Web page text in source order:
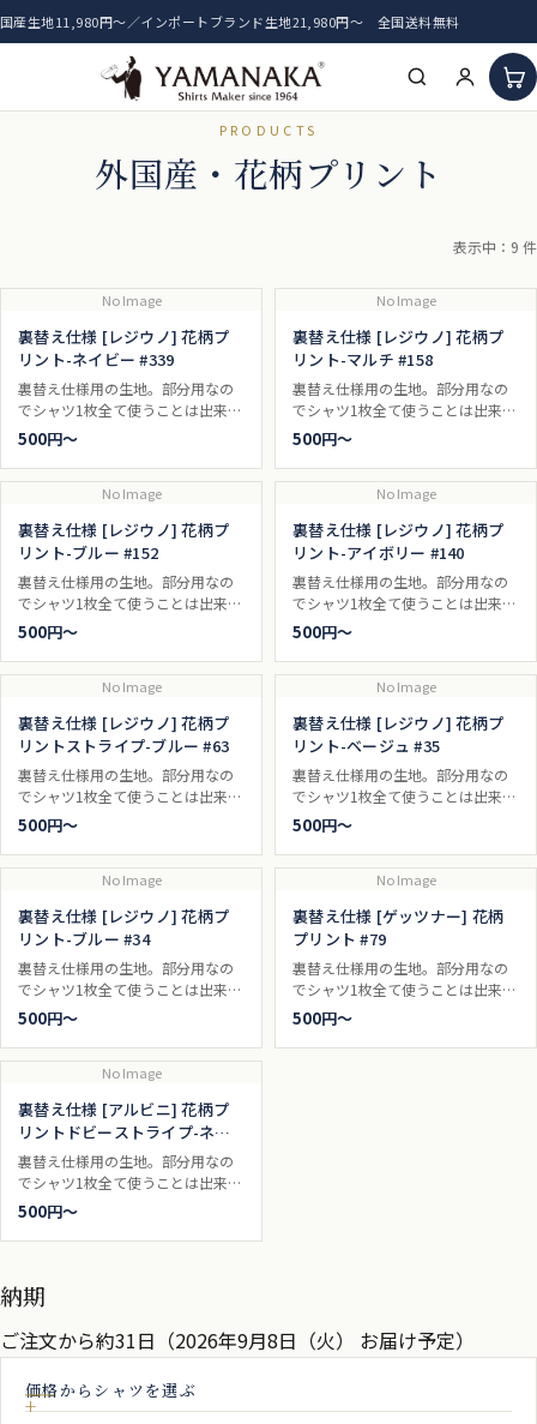
国産生地11,980円〜／インポートブランド生地21,980円〜 全国送料無料
PRODUCTS
外国産・花柄プリント
表示中：9 件
No Image
裏替え仕様 [レジウノ] 花柄プ
リント-ネイビー #339
裏替え仕様用の生地。部分用なの
でシャツ1枚全て使うことは出来ま
せん。
500円〜
No Image
裏替え仕様 [レジウノ] 花柄プ
リント-マルチ #158
裏替え仕様用の生地。部分用なの
でシャツ1枚全て使うことは出来ま
せん。
500円〜
No Image
裏替え仕様 [レジウノ] 花柄プ
リント-ブルー #152
裏替え仕様用の生地。部分用なの
でシャツ1枚全て使うことは出来ま
せん。
500円〜
No Image
裏替え仕様 [レジウノ] 花柄プ
リント-アイボリー #140
裏替え仕様用の生地。部分用なの
でシャツ1枚全て使うことは出来ま
せん。
500円〜
No Image
裏替え仕様 [レジウノ] 花柄プ
リントストライプ-ブルー #63
裏替え仕様用の生地。部分用なの
でシャツ1枚全て使うことは出来ま
せん。
500円〜
No Image
裏替え仕様 [レジウノ] 花柄プ
リント-ベージュ #35
裏替え仕様用の生地。部分用なの
でシャツ1枚全て使うことは出来ま
せん。
500円〜
No Image
裏替え仕様 [レジウノ] 花柄プ
リント-ブルー #34
裏替え仕様用の生地。部分用なの
でシャツ1枚全て使うことは出来ま
せん。
500円〜
No Image
裏替え仕様 [ゲッツナー] 花柄
プリント #79
裏替え仕様用の生地。部分用なの
でシャツ1枚全て使うことは出来ま
せん。
500円〜
No Image
裏替え仕様 [アルビニ] 花柄プ
リントドビーストライプ-ネイ
ビー #182
裏替え仕様用の生地。部分用なの
でシャツ1枚全て使うことは出来ま
せん。
500円〜
納期
ご注文から約31日（2026年9月8日（火） お届け予定）
価格からシャツを選ぶ